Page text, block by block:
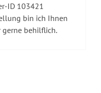
ID 103421
bin ich Ihnen
gerne behilflich.